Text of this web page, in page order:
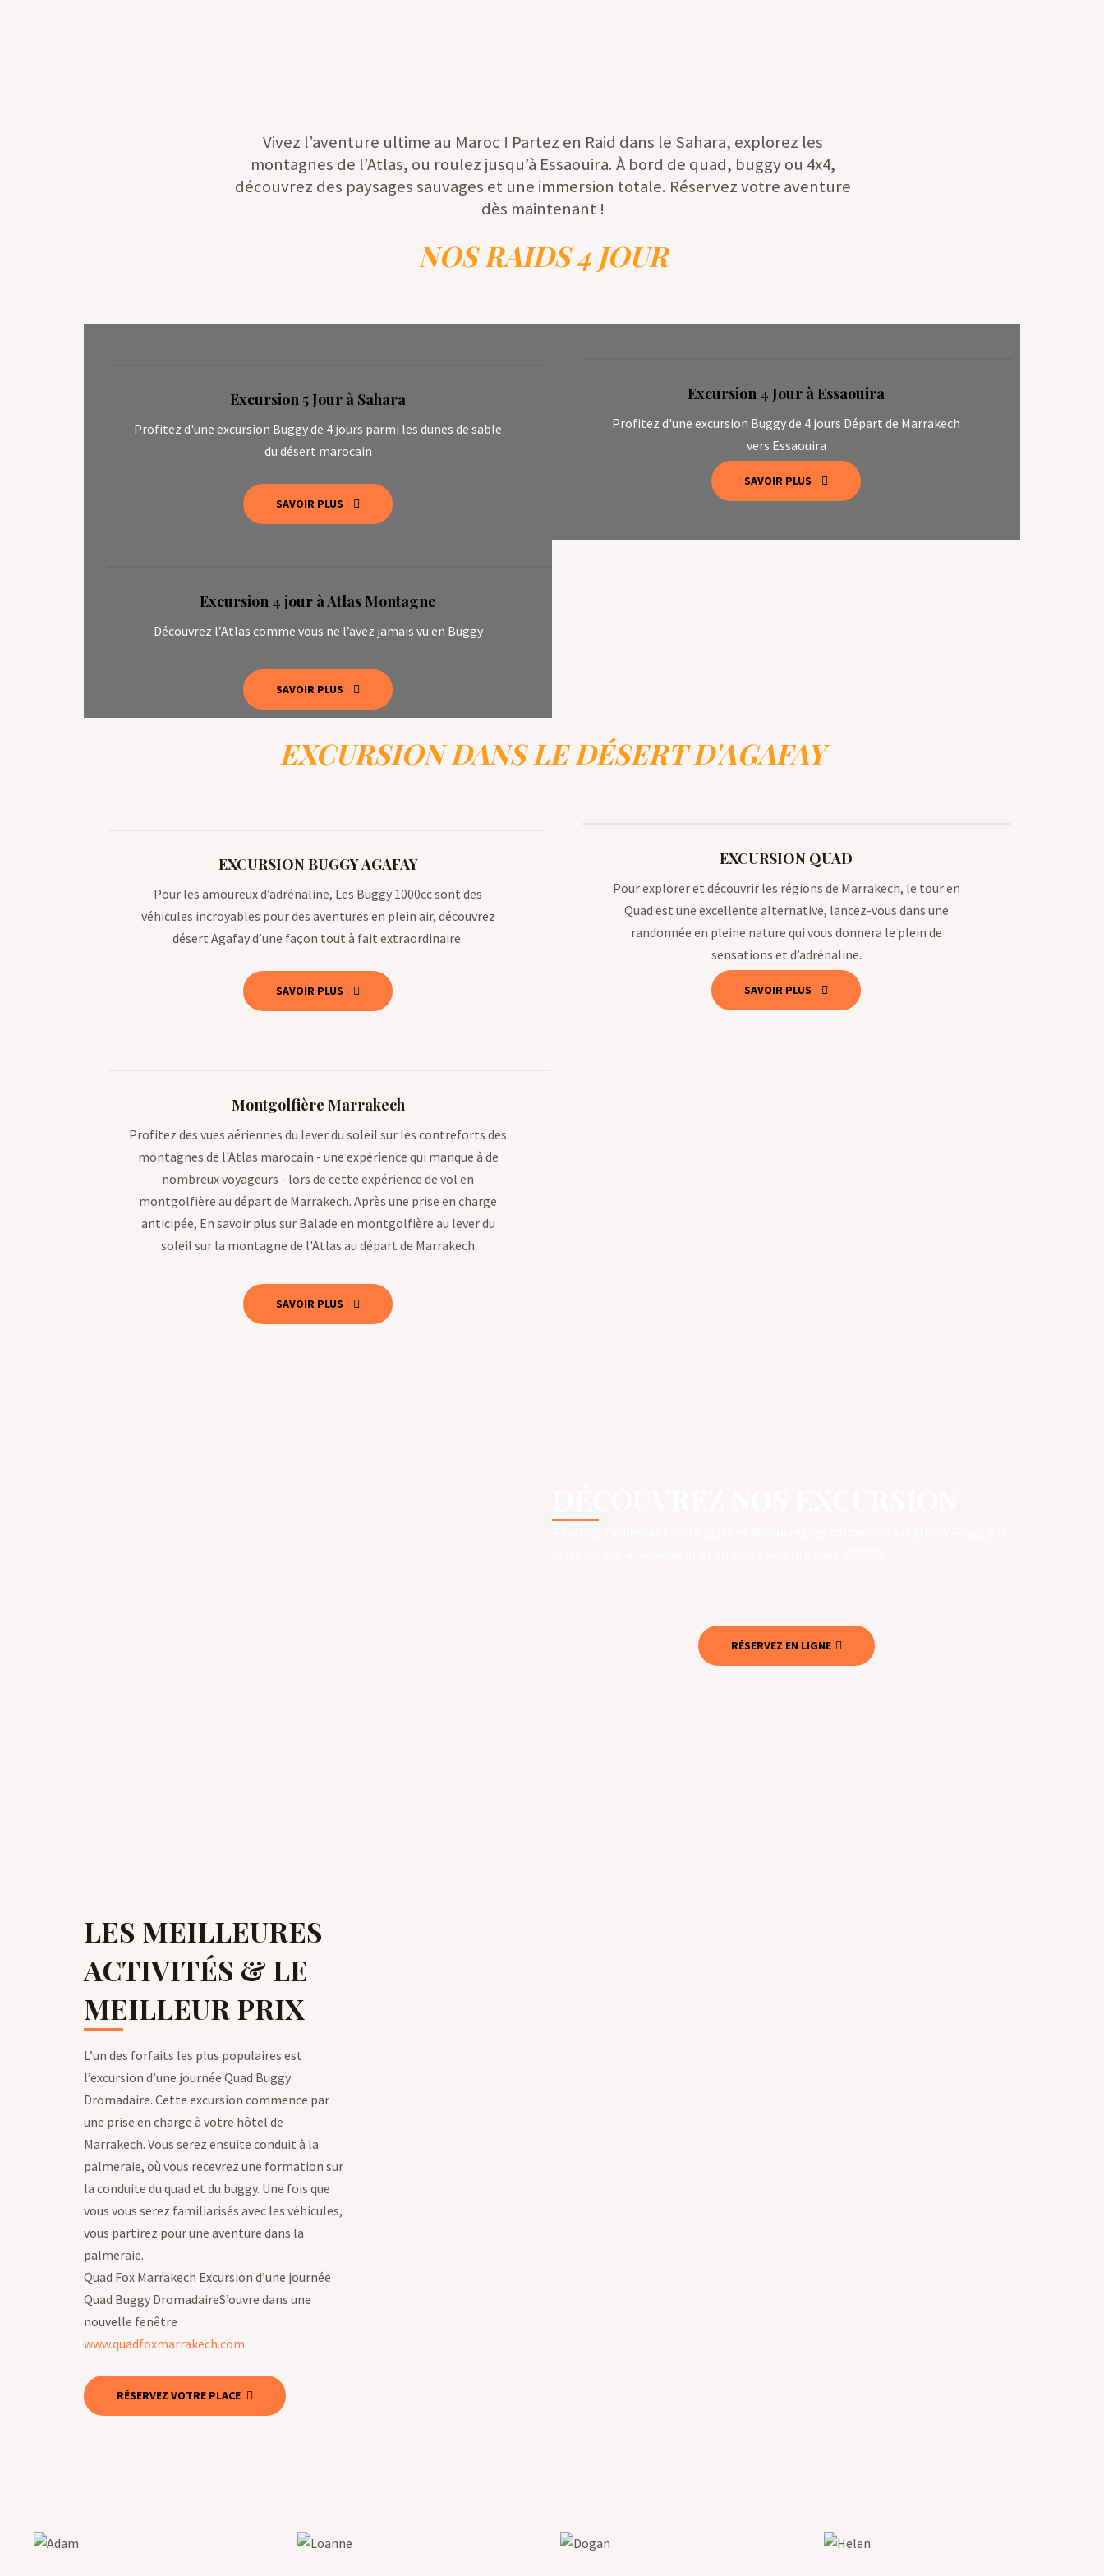
Vivez l’aventure ultime au Maroc ! Partez en Raid dans le Sahara, explorez les
montagnes de l’Atlas, ou roulez jusqu’à Essaouira. À bord de quad, buggy ou 4x4,
découvrez des paysages sauvages et une immersion totale. Réservez votre aventure
dès maintenant !
NOS RAIDS 4 JOUR
Excursion 5 Jour à Sahara
Profitez d'une excursion Buggy de 4 jours parmi les dunes de sable
du désert marocain
SAVOIR PLUS
Excursion 4 Jour à Essaouira
Profitez d'une excursion Buggy de 4 jours Départ de Marrakech
vers Essaouira
SAVOIR PLUS
Excursion 4 jour à Atlas Montagne
Découvrez l’Atlas comme vous ne l’avez jamais vu en Buggy
SAVOIR PLUS
EXCURSION DANS LE DÉSERT D'AGAFAY
EXCURSION BUGGY AGAFAY
Pour les amoureux d’adrénaline, Les Buggy 1000cc sont des
véhicules incroyables pour des aventures en plein air, découvrez
désert Agafay d’une façon tout à fait extraordinaire.
SAVOIR PLUS
EXCURSION QUAD
Pour explorer et découvrir les régions de Marrakech, le tour en
Quad est une excellente alternative, lancez-vous dans une
randonnée en pleine nature qui vous donnera le plein de
sensations et d’adrénaline.
SAVOIR PLUS
Montgolfière Marrakech
Profitez des vues aériennes du lever du soleil sur les contreforts des
montagnes de l'Atlas marocain - une expérience qui manque à de
nombreux voyageurs - lors de cette expérience de vol en
montgolfière au départ de Marrakech. Après une prise en charge
anticipée, En savoir plus sur Balade en montgolfière au lever du
soleil sur la montagne de l'Atlas au départ de Marrakech
SAVOIR PLUS
RÉSERVEZ EN LIGNE
LES MEILLEURES
ACTIVITÉS & LE
MEILLEUR PRIX
L’un des forfaits les plus populaires est
l’excursion d’une journée Quad Buggy
Dromadaire. Cette excursion commence par
une prise en charge à votre hôtel de
Marrakech. Vous serez ensuite conduit à la
palmeraie, où vous recevrez une formation sur
la conduite du quad et du buggy. Une fois que
vous vous serez familiarisés avec les véhicules,
vous partirez pour une aventure dans la
palmeraie.
Quad Fox Marrakech Excursion d’une journée
Quad Buggy DromadaireS’ouvre dans une
nouvelle fenêtre
www.quadfoxmarrakech.com
RÉSERVEZ VOTRE PLACE